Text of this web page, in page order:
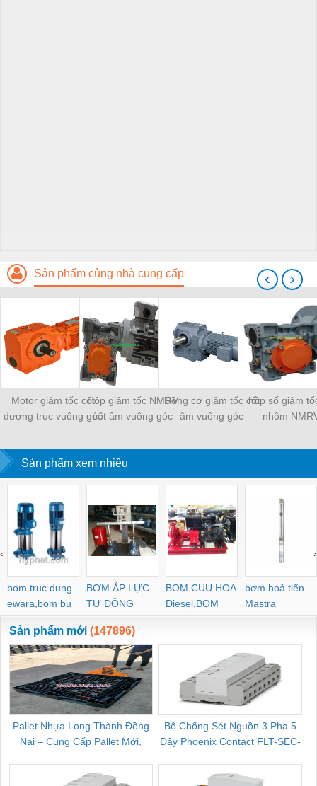
Sản phẩm cùng nhà cung cấp
Motor giảm tốc cốt
dương trục vuông góc
Hộp giảm tốc NMRV
cốt âm vuông góc
Động cơ giảm tốc cốt
âm vuông góc
hộp số giảm
nhôm
‹ ›
Sản phẩm xem nhiều
bom truc dung
ewara,bom bu
ewara
BƠM ÁP LỰC
TỰ ĐỘNG
BOM CUU HOA
Diesel,BOM
CHUA CHAY
bơm hoả tiển
Mastra
‹ ›
Sản phẩm mới (147896)
Pallet Nhựa Long Thành Đồng
Nai – Cung Cấp Pallet Mới,
Bộ Chống Sét Nguồn 3 Pha 5
Dây Phoenix Contact FLT-SEC-